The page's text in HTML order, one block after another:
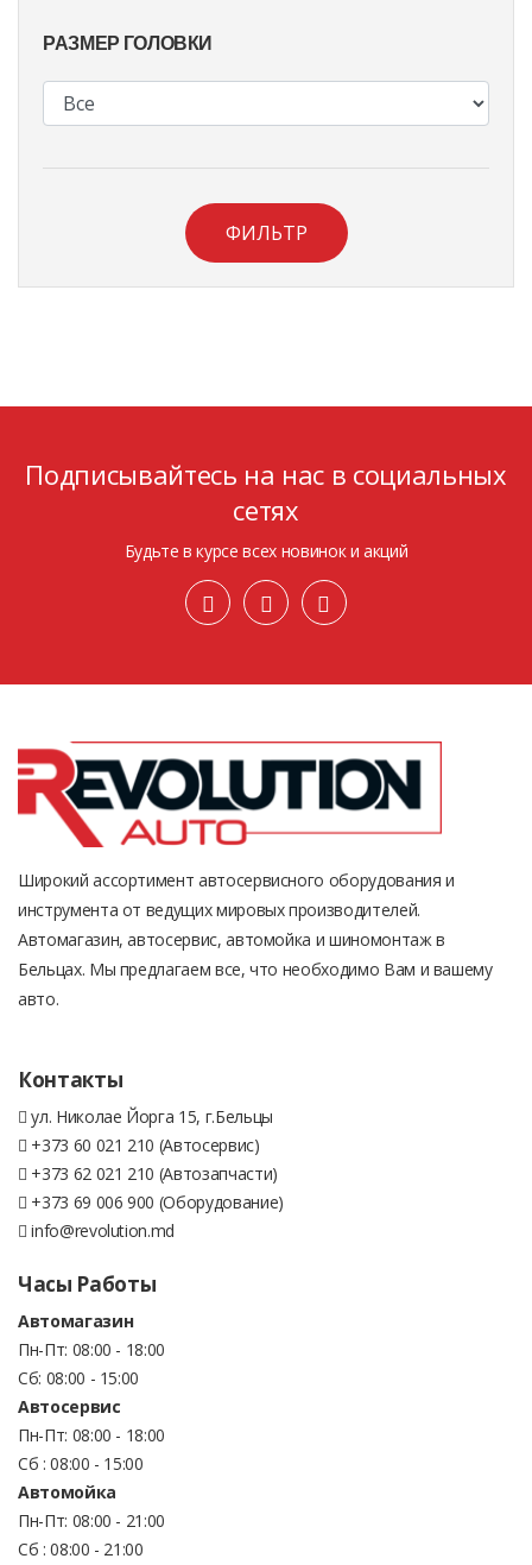
РАЗМЕР ГОЛОВКИ
ФИЛЬТР
Подписывайтесь на нас в социальных
сетях
Будьте в курсе всех новинок и акций
Широкий ассортимент автосервисного оборудования и
инструмента от ведущих мировых производителей.
Автомагазин, автосервис, автомойка и шиномонтаж в
Бельцах. Мы предлагаем все, что необходимо Вам и вашему
авто.
Контакты
ул. Николае Йорга 15, г.Бельцы
+373 60 021 210 (Автосервис)
+373 62 021 210 (Автозапчасти)
+373 69 006 900 (Оборудование)
info@revolution.md
Часы Работы
Автомагазин
Пн-Пт: 08:00 - 18:00
Сб: 08:00 - 15:00
Автосервис
Пн-Пт: 08:00 - 18:00
Сб : 08:00 - 15:00
Автомойка
Пн-Пт: 08:00 - 21:00
Сб : 08:00 - 21:00